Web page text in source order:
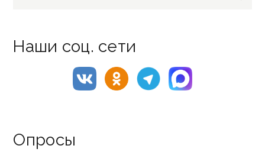
Наши соц. сети
Опросы